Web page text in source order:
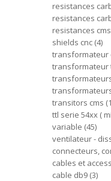
resistances
resistances
resistances cms
shields cnc 4
transformateur
transformateur
transitors cms
ttl serie 54xx (
variable 45
ventilateur -
connecteurs,
cables et
cable db9 3